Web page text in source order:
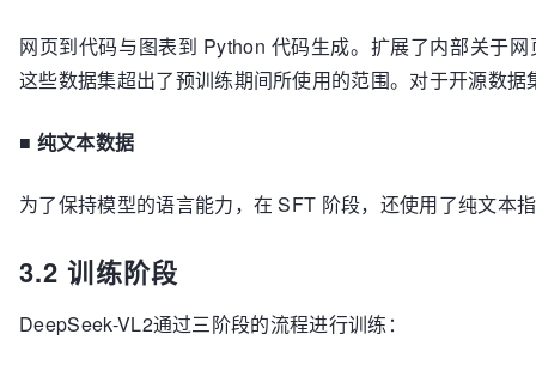
网页到代码与图表到 Python 代码生成。扩展了内部关于
这些数据集超出了预训练期间所使用的范围。对于开源数
■ 纯文本数据
为了保持模型的语言能力，在 SFT 阶段，还使用了纯文本
3.2 训练阶段
DeepSeek-VL2通过三阶段的流程进行训练：